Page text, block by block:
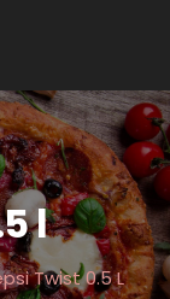
l
Twist 0.5 L